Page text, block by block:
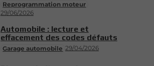
Reprogrammation moteur
29/06/2026
Garage automobile 29/04/2026
Automobile : lecture et
effacement des codes défauts